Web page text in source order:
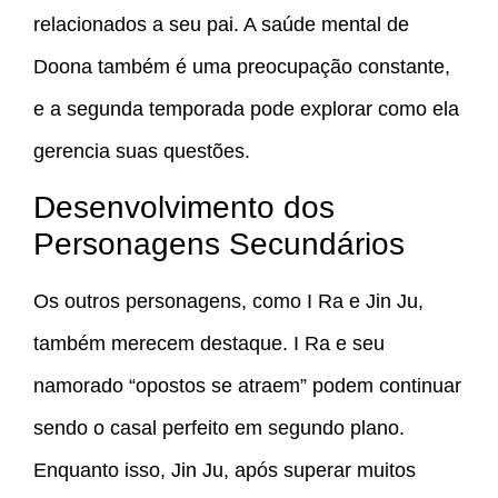
relacionados a seu pai. A saúde mental de
Doona também é uma preocupação constante,
e a segunda temporada pode explorar como ela
gerencia suas questões.
Desenvolvimento dos
Personagens Secundários
Os outros personagens, como I Ra e Jin Ju,
também merecem destaque. I Ra e seu
namorado “opostos se atraem” podem continuar
sendo o casal perfeito em segundo plano.
Enquanto isso, Jin Ju, após superar muitos